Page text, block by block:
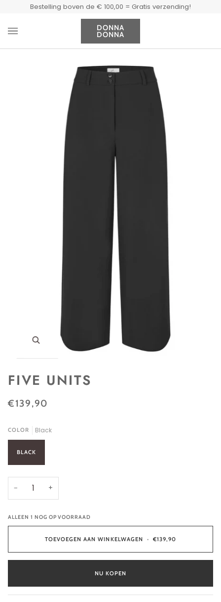
DoorgaanBestelling boven de € 100,00 = Gratis verzending!
DONNA
DONNA
Zoom
FIVE UNITS
€139,90
COLOR Black
BLACK
− +
ALLEEN 1 NOG OP VOORRAAD
TOEVOEGEN AAN WINKELWAGEN • €139,90
NU KOPEN